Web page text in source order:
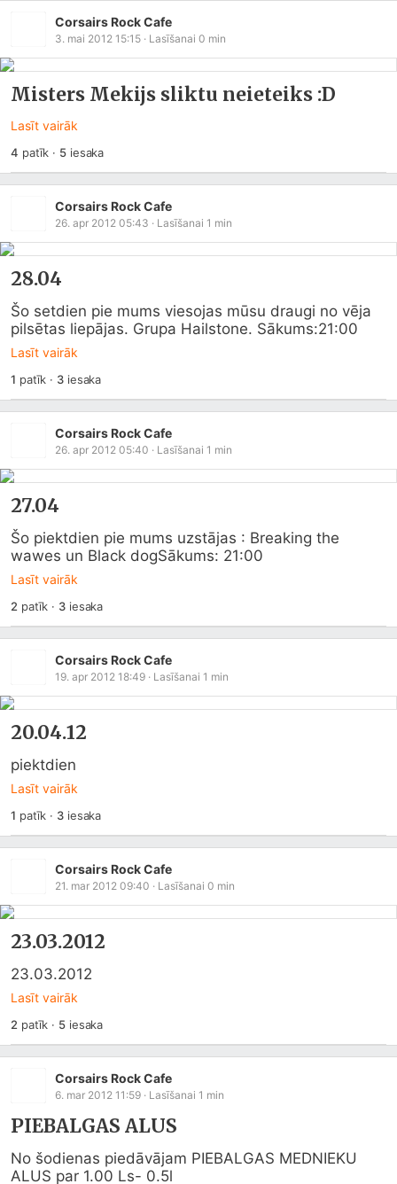
Corsairs Rock Cafe
3. mai 2012 15:15 · Lasīšanai 0 min
Misters Mekijs sliktu neieteiks :D
Lasīt vairāk
4 patīk · 5iesaka
Corsairs Rock Cafe
26. apr 2012 05:43 · Lasīšanai 1 min
28.04
Šo setdien pie mums viesojas mūsu draugi no vēja
pilsētas liepājas. Grupa Hailstone. Sākums:21:00
Lasīt vairāk
1 patīk · 3iesaka
Corsairs Rock Cafe
26. apr 2012 05:40 · Lasīšanai 1 min
27.04
Šo piektdien pie mums uzstājas : Breaking the
wawes un Black dogSākums: 21:00
Lasīt vairāk
2 patīk · 3iesaka
Corsairs Rock Cafe
19. apr 2012 18:49 · Lasīšanai 1 min
20.04.12
piektdien
Lasīt vairāk
1 patīk · 3iesaka
Corsairs Rock Cafe
21. mar 2012 09:40 · Lasīšanai 0 min
23.03.2012
23.03.2012
Lasīt vairāk
2 patīk · 5iesaka
Corsairs Rock Cafe
6. mar 2012 11:59 · Lasīšanai 1 min
PIEBALGAS ALUS
No šodienas piedāvājam PIEBALGAS MEDNIEKU
ALUS par 1.00 Ls- 0.5l